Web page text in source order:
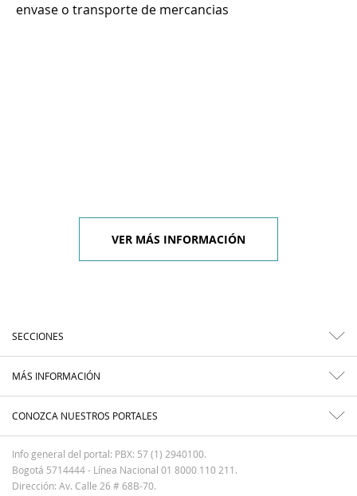
envase o transporte de mercancias
VER MÁS INFORMACIÓN
SECCIONES
MÁS INFORMACIÓN
CONOZCA NUESTROS PORTALES
Info general del portal: PBX: 57 (1) 2940100.
Bogotá 5714444 - Línea Nacional 01 8000 110 211.
Dirección: Av. Calle 26 # 68B-70.